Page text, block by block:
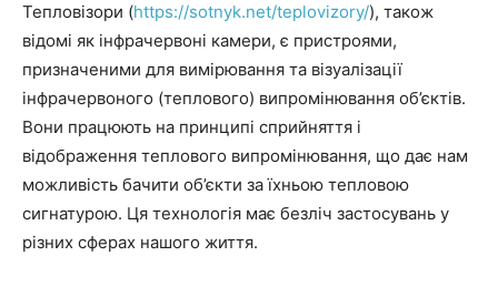
Тепловізори (https://sotnyk.net/teplovizory/), також
відомі як інфрачервоні камери, є пристроями,
призначеними для вимірювання та візуалізації
інфрачервоного (теплового) випромінювання об’єктів.
Вони працюють на принципі сприйняття і
відображення теплового випромінювання, що дає нам
можливість бачити об’єкти за їхньою тепловою
сигнатурою. Ця технологія має безліч застосувань у
різних сферах нашого життя.